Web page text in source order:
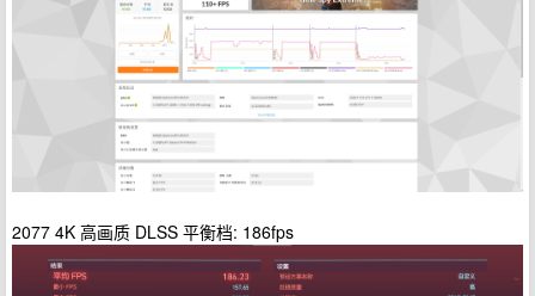
2077 4K 高画质 DLSS 平衡档: 186fps